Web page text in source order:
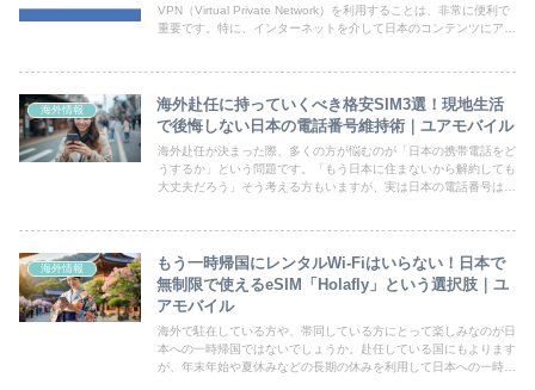
VPN（Virtual Private Network）を利用することは、非常に便利で
重要です。特に、インターネットを介して日本のコンテンツにアク
海外情報
海外赴任に持っていくべき格安SIM3選！現地生活
で後悔しない日本の電話番号維持術｜ユアモバイル
海外赴任が決まった際、多くの方が悩むのが「日本の携帯電話をど
うするか」という問題です。「もう日本に住まないから解約しても
大丈夫だろう」そう考える方もいますが、実は日本の電話番号は海
海外情報
もう一時帰国にレンタルWi-Fiはいらない！日本で
無制限で使えるeSIM「Holafly」という選択肢｜ユ
アモバイル
海外で駐在している方や、帯同している方にとって楽しみなのが日
本への一時帰国ではないでしょうか。赴任している国にもよります
が、年末年始や夏休みなどの長期の休みを利用して日本への一時帰